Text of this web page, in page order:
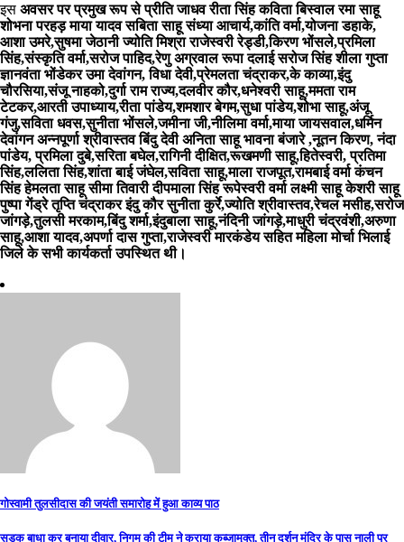
इस अवसर पर प्रमुख रूप से प्रीति जाधव रीता सिंह कविता बिस्वाल रमा साहू
शोभना परहड़ माया यादव सबिता साहू संध्या आचार्य,कांति वर्मा,योजना डहाके,
आशा उमरे,सुषमा जेठानी ज्योति मिश्रा राजेस्वरी रेड्डी,किरण भोंसले,प्रमिला
सिंह,संस्कृति वर्मा,सरोज पाहिद,रेणु अग्रवाल रूपा दलाई सरोज सिंह शीला गुप्ता
ज्ञानवंता भोंडेकर उमा देवांगन, विधा देवी,प्रेमलता चंद्राकर,के काव्या,इंदु
चौरसिया,संजू नाहको,दुर्गा राम राज्य,दलवीर कौर,धनेश्वरी साहू,ममता राम
टेटकर,आरती उपाध्याय,रीता पांडेय,शमशार बेगम,सुधा पांडेय,शोभा साहू,अंजू
गंजु,सविता धवस,सुनीता भोंसले,जमीना जी,नीलिमा वर्मा,माया जायसवाल,धर्मिन
देवांगन अन्नपूर्णा श्रीवास्तव बिंदु देवी अनिता साहू भावना बंजारे ,नूतन किरण, नंदा
पांडेय, प्रमिला दुबे,सरिता बघेल,रागिनी दीक्षित,रूखमणी साहू,हितेस्वरी, प्रतिमा
सिंह,ललिता सिंह,शांता बाई जंघेल,सविता साहू,माला राजपूत,रामबाई वर्मा कंचन
सिंह हेमलता साहू सीमा तिवारी दीपमाला सिंह रूपेस्वरी वर्मा लक्ष्मी साहू केशरी साहू
पुष्पा गेंड्रे तृप्ति चंद्राकर इंदु कौर सुनीता कुर्रे,ज्योति श्रीवास्तव,रेचल मसीह,सरोज
जांगड़े,तुलसी मरकाम,बिंदु शर्मा,इंदुबाला साहू,नंदिनी जांगड़े,माधुरी चंद्रवंशी,अरुणा
साहू,आशा यादव,अपर्णा दास गुप्ता,राजेस्वरी मारकंडेय सहित महिला मोर्चा भिलाई
जिले के सभी कार्यकर्ता उपस्थित थी।
Post
navigation
गोस्वामी तुलसीदास की जयंती समारोह में हुआ काव्य पाठ
सड़क बाधा कर बनाया दीवार, निगम की टीम ने कराया कब्जामुक्त, तीन दर्शन मंदिर के पास नाली पर